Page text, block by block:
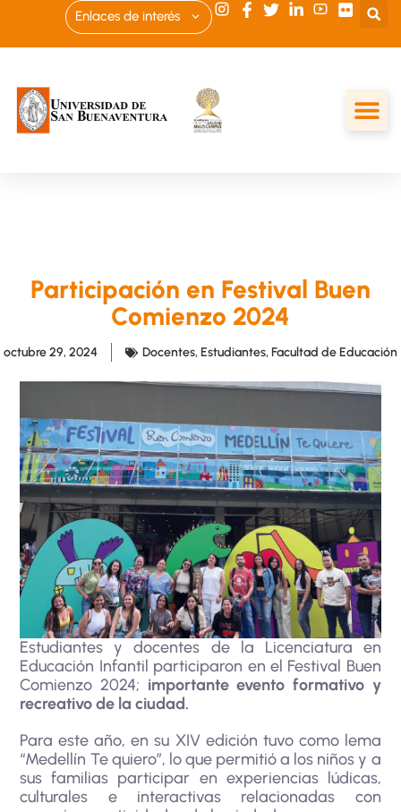
Enlaces de interés
Participación en Festival Buen
Comienzo 2024
octubre 29, 2024 Docentes,Estudiantes,Facultad de Educación
Estudiantes y docentes de la Licenciatura en
Educación Infantil participaron en el Festival Buen
Comienzo 2024; importante evento formativo y
recreativo de la ciudad.
Para este año, en su XIV edición tuvo como lema
“Medellín Te quiero”, lo que permitió a los niños y a
sus familias participar en experiencias lúdicas,
culturales e interactivas relacionadas con